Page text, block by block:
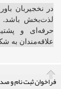
فراخوان ثبت نام و
در نخجیربان
لذت‌بخش باشد.
حرفه‌ای و
علاقه‌مندان به